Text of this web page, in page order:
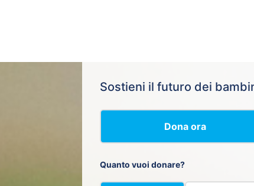
Sostieni il futuro dei
Dona ora
Quanto vuoi donare?